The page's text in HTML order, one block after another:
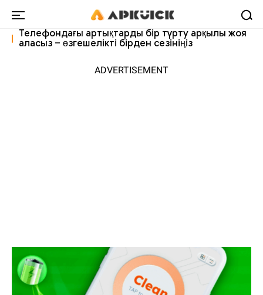
Телефондағы артықтарды бір түрту арқылы жоя
аласыз – өзгешелікті бірден сезініңіз
ADVERTISEMENT